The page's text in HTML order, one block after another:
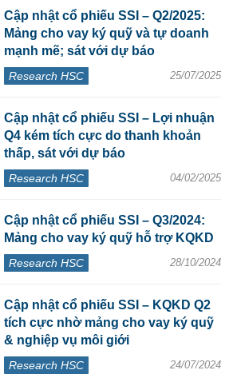
Cập nhật cổ phiếu SSI – Q2/2025:
Mảng cho vay ký quỹ và tự doanh
mạnh mẽ; sát với dự báo
Research HSC 25/07/2025
Cập nhật cổ phiếu SSI – Lợi nhuận
Q4 kém tích cực do thanh khoản
thấp, sát với dự báo
Research HSC 04/02/2025
Cập nhật cổ phiếu SSI – Q3/2024:
Mảng cho vay ký quỹ hỗ trợ KQKD
Research HSC 28/10/2024
Cập nhật cổ phiếu SSI – KQKD Q2
tích cực nhờ mảng cho vay ký quỹ
& nghiệp vụ môi giới
Research HSC 24/07/2024